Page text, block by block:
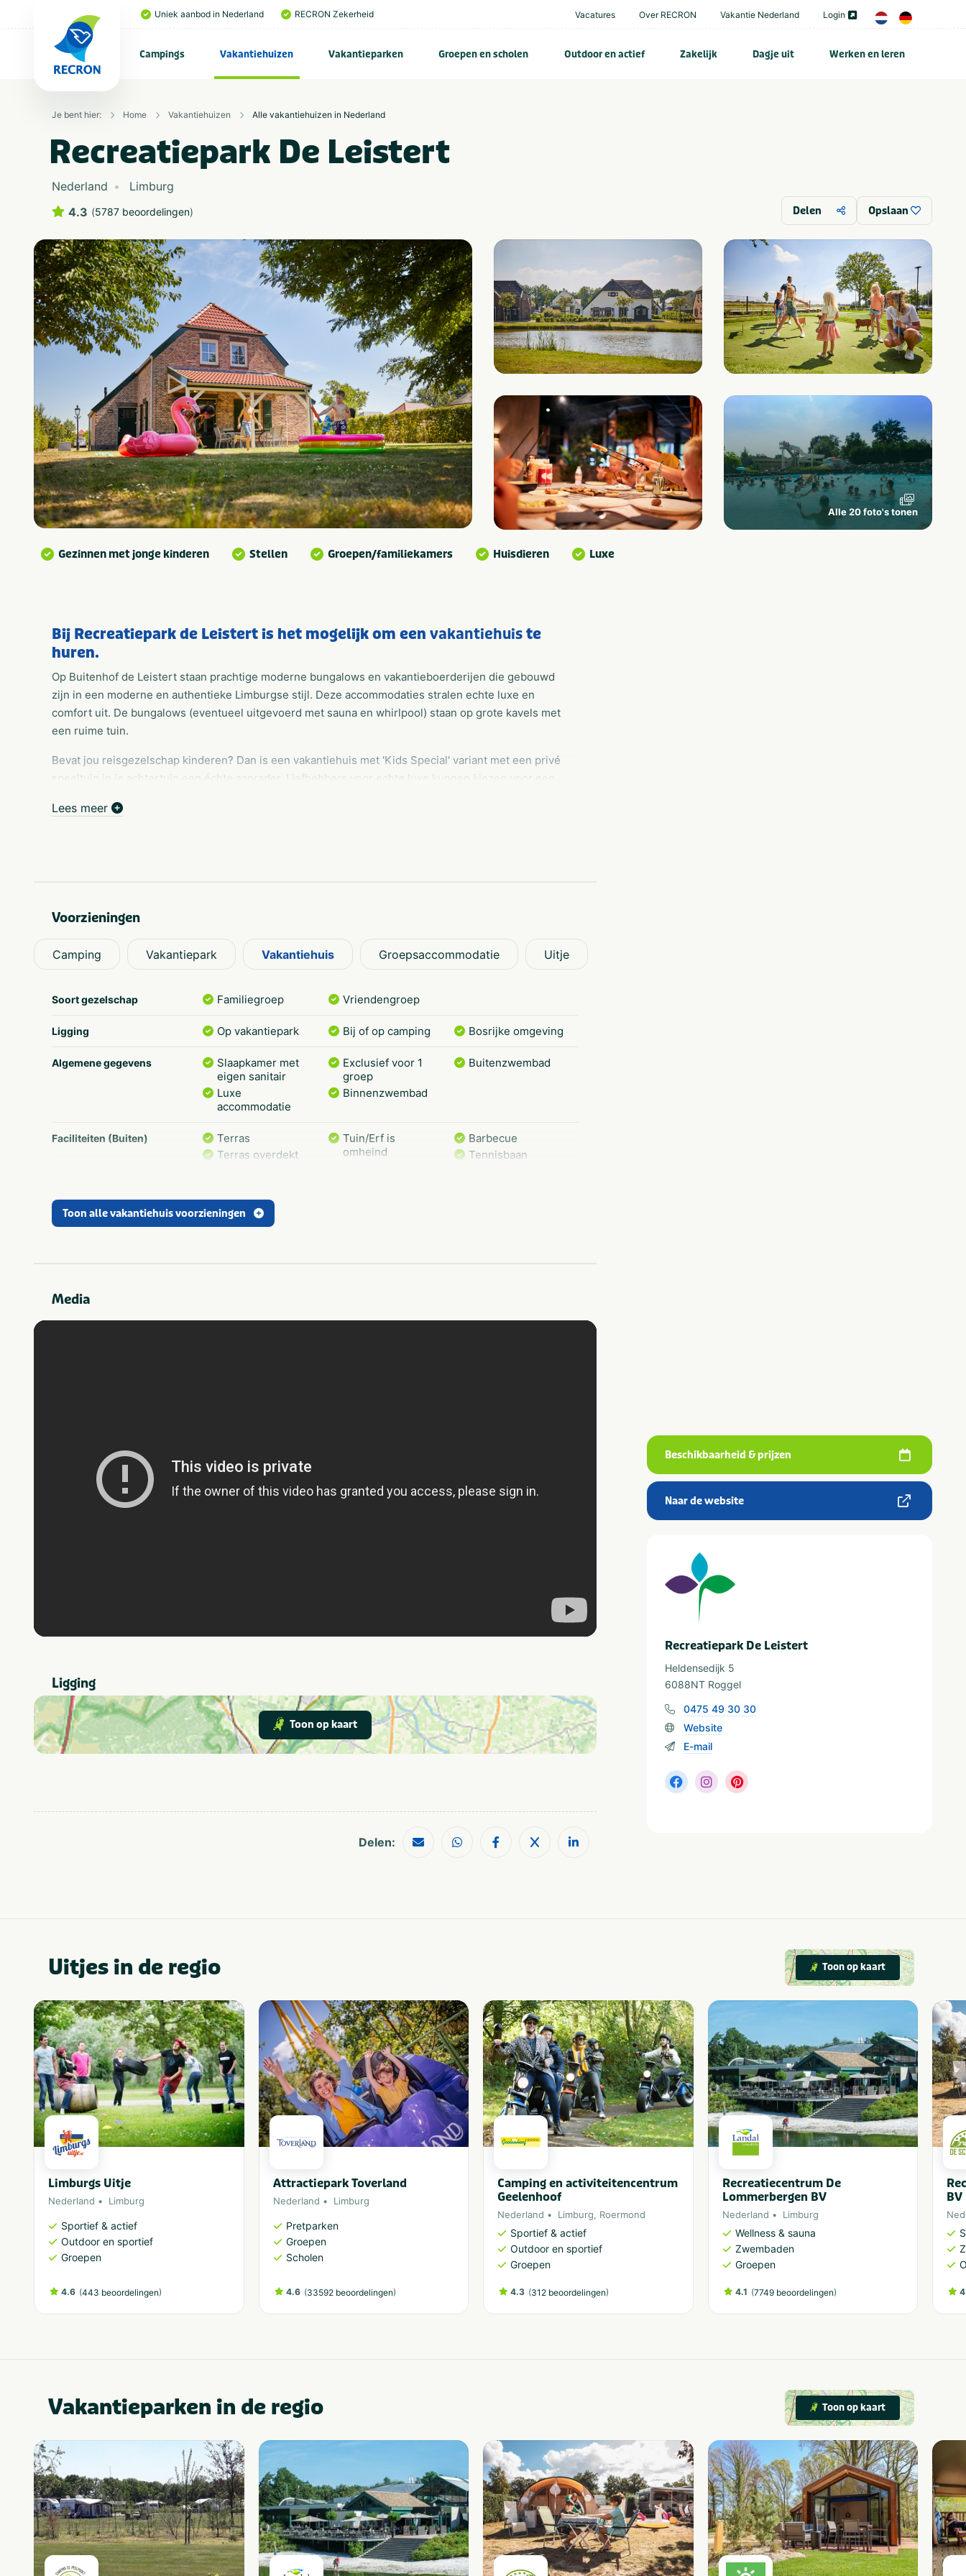
Uniek aanbod in Nederland RECRON Zekerheid Vacatures Over RECRON Vakantie Nederland Login
Campings Vakantiehuizen Vakantieparken Groepen en scholen Outdoor en actief Zakelijk Dagje uit Werken en leren
Je bent hier: Home Vakantiehuizen Alle vakantiehuizen in Nederland
Recreatiepark De Leistert
Nederland
Limburg
4.3 (5787 beoordelingen) Delen Opslaan
Alle 20 foto's tonen
Gezinnen met jonge kinderen Stellen Groepen/familiekamers Huisdieren Luxe
Bij Recreatiepark de Leistert is het mogelijk om een vakantiehuiste
huren.
Op Buitenhof de Leistert staan prachtige moderne bungalows en vakantieboerderijen die gebouwd
zijn in een moderne en authentieke Limburgse stijl. Deze accommodaties stralen echte luxe en
comfort uit. De bungalows (eventueel uitgevoerd met sauna en whirlpool) staan op grote kavels met
een ruime tuin.
Bevat jou reisgezelschap kinderen? Dan is een vakantiehuis met 'Kids Special' variant met een privé
speeltuin in je achtertuin een échte aanrader. Liefhebbers voor echte luxe kunnen kiezen voor een
Lees meer
Voorzieningen
Camping Vakantiepark Vakantiehuis Groepsaccommodatie Uitje
Soort gezelschap Familiegroep Vriendengroep
Ligging Op vakantiepark Bij of op camping Bosrijke omgeving
Algemene gegevens
Slaapkamer met
eigen sanitair
Luxe
accommodatie
Exclusief voor 1
groep
Binnenzwembad
Buitenzwembad
Faciliteiten (Buiten)
Terras
Terras overdekt
Tuin/Erf is
omheind
Barbecue
Tennisbaan
Type verblijf
Vakantiehuis
Vakantiepark
Wellness
In de buurt
Attractiepark
Restaurants
Watersport
Toon alle vakantiehuis voorzieningen
Media
Ligging
Toon op kaart
Delen:
Beschikbaarheid & prijzen
Naar de website
Recreatiepark De Leistert
Heldensedijk 5
6088NT Roggel
0475 49 30 30
Website
E-mail
Uitjes in de regio Toon op kaart
Limburgs Uitje
Nederland Limburg
Sportief & actief
Outdoor en sportief
Groepen
4.6 (443 beoordelingen)
Attractiepark Toverland
Nederland Limburg
Pretparken
Groepen
Scholen
4.6 (33592 beoordelingen)
Camping en activiteitencentrum
Geelenhoof
Nederland Limburg, Roermond
Sportief & actief
Outdoor en sportief
Groepen
4.3 (312 beoordelingen)
Recreatiecentrum De
Lommerbergen BV
Nederland Limburg
Wellness & sauna
Zwembaden
Groepen
4.1 (7749 beoordelingen)
BV
Vakantieparken in de regio Toon op kaart